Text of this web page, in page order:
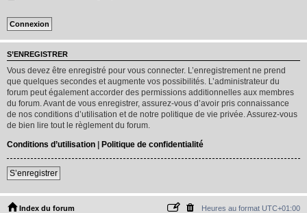
S’ENREGISTRER
Vous devez être enregistré pour vous connecter. L’enregistrement ne prend
que quelques secondes et augmente vos possibilités. L’administrateur du
forum peut également accorder des permissions additionnelles aux membres
du forum. Avant de vous enregistrer, assurez-vous d’avoir pris connaissance
de nos conditions d’utilisation et de notre politique de vie privée. Assurez-vous
de bien lire tout le règlement du forum.
Conditions d’utilisation | Politique de confidentialité
S’enregistrer
Index du forum Heures au format UTC+01:00